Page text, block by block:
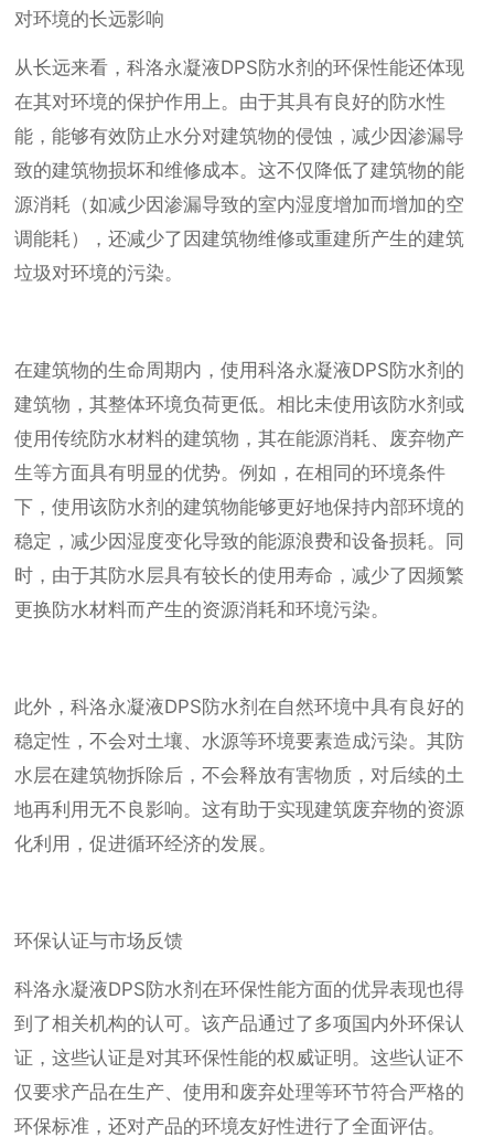
对环境的长远影响
从长远来看，科洛永凝液DPS防水剂的环保性能还体现
在其对环境的保护作用上。由于其具有良好的防水性
能，能够有效防止水分对建筑物的侵蚀，减少因渗漏导
致的建筑物损坏和维修成本。这不仅降低了建筑物的能
源消耗（如减少因渗漏导致的室内湿度增加而增加的空
调能耗），还减少了因建筑物维修或重建所产生的建筑
垃圾对环境的污染。
在建筑物的生命周期内，使用科洛永凝液DPS防水剂的
建筑物，其整体环境负荷更低。相比未使用该防水剂或
使用传统防水材料的建筑物，其在能源消耗、废弃物产
生等方面具有明显的优势。例如，在相同的环境条件
下，使用该防水剂的建筑物能够更好地保持内部环境的
稳定，减少因湿度变化导致的能源浪费和设备损耗。同
时，由于其防水层具有较长的使用寿命，减少了因频繁
更换防水材料而产生的资源消耗和环境污染。
此外，科洛永凝液DPS防水剂在自然环境中具有良好的
稳定性，不会对土壤、水源等环境要素造成污染。其防
水层在建筑物拆除后，不会释放有害物质，对后续的土
地再利用无不良影响。这有助于实现建筑废弃物的资源
化利用，促进循环经济的发展。
环保认证与市场反馈
科洛永凝液DPS防水剂在环保性能方面的优异表现也得
到了相关机构的认可。该产品通过了多项国内外环保认
证，这些认证是对其环保性能的权威证明。这些认证不
仅要求产品在生产、使用和废弃处理等环节符合严格的
环保标准，还对产品的环境友好性进行了全面评估。